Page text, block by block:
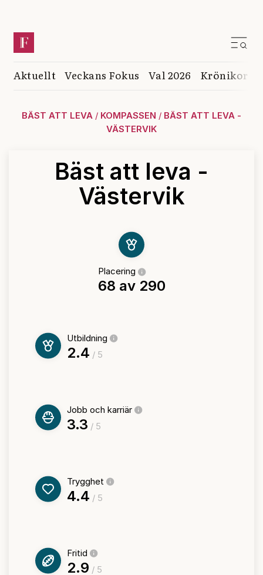
Aktuellt Veckans Fokus Val 2026 Krönikor
BÄST ATT LEVA / KOMPASSEN / BÄST ATT LEVA -
VÄSTERVIK
Bäst att leva -
Västervik
Placering
68 av 290
Utbildning
2.4 / 5
Jobb och karriär
3.3 / 5
Trygghet
4.4 / 5
Fritid
2.9 / 5